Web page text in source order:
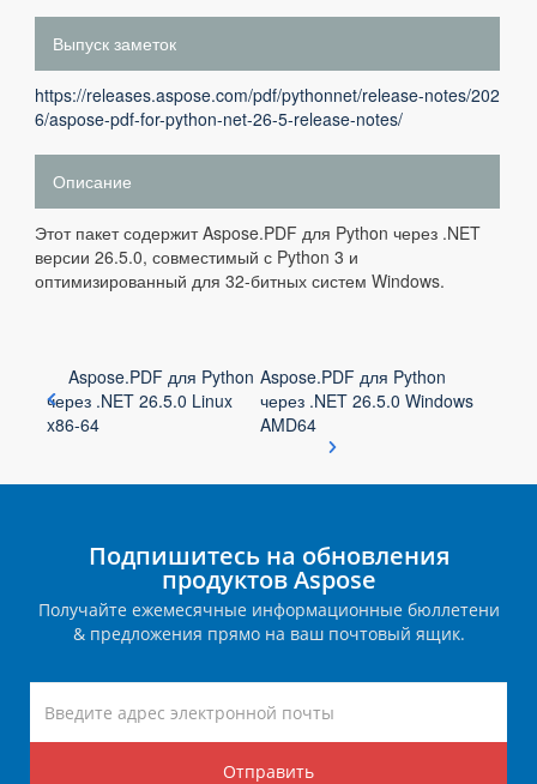
Выпуск заметок
https://releases.aspose.com/pdf/pythonnet/release-notes/202
6/aspose-pdf-for-python-net-26-5-release-notes/
Описание
Этот пакет содержит Aspose.PDF для Python через .NET
версии 26.5.0, совместимый с Python 3 и
оптимизированный для 32-битных систем Windows.
Aspose.PDF для Python
через .NET 26.5.0 Linux
x86-64
Aspose.PDF для Python
через .NET 26.5.0 Windows
AMD64
Подпишитесь на обновления
продуктов Aspose
Получайте ежемесячные информационные бюллетени
& предложения прямо на ваш почтовый ящик.
Отправить